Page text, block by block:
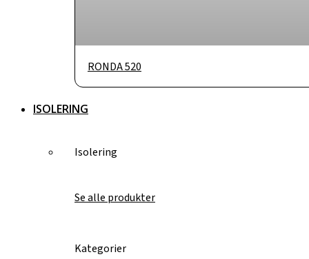
RONDA 520
ISOLERING
Isolering
Se alle produkter
Kategorier